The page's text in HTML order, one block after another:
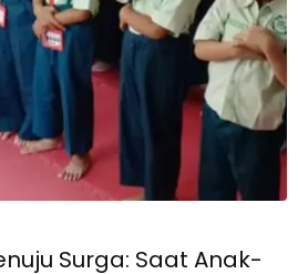
Surga: Saat Anak-